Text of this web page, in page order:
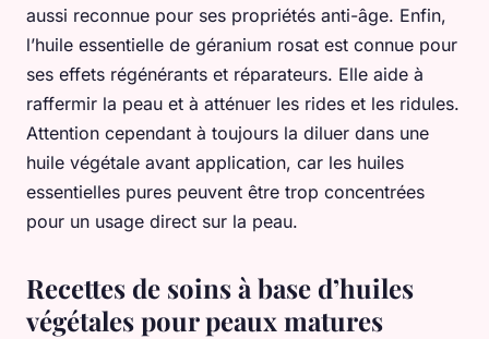
aussi reconnue pour ses propriétés anti-âge. Enfin,
l’huile essentielle de géranium rosat est connue pour
ses effets régénérants et réparateurs. Elle aide à
raffermir la peau et à atténuer les rides et les ridules.
Attention cependant à toujours la diluer dans une
huile végétale avant application, car les huiles
essentielles pures peuvent être trop concentrées
pour un usage direct sur la peau.
Recettes de soins à base d’huiles
végétales pour peaux matures